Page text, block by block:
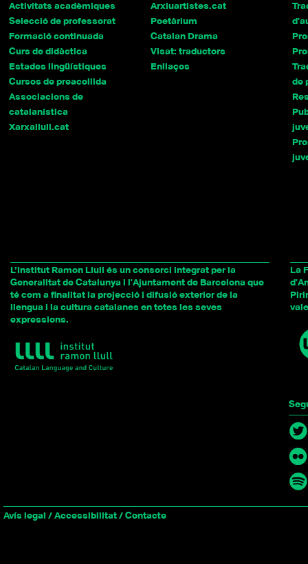
Activitats acadèmiques
Selecció de professorat
Formació continuada
Curs de didàctica
Estades lingüístiques
Cursos de preacollida
Associacions de
catalanística
Xarxallull.cat
Arxiuartistes.cat
Poetàrium
Catalan Drama
Visat: traductors
Enllaços
de
L’Institut Ramon Llull és un consorci integrat per la
Generalitat de Catalunya i l'Ajuntament de Barcelona que
té com a finalitat la projecció i difusió exterior de la
llengua i la cultura catalanes en totes les seves
expressions.
La
Avís legal / Accessibilitat / Contacte